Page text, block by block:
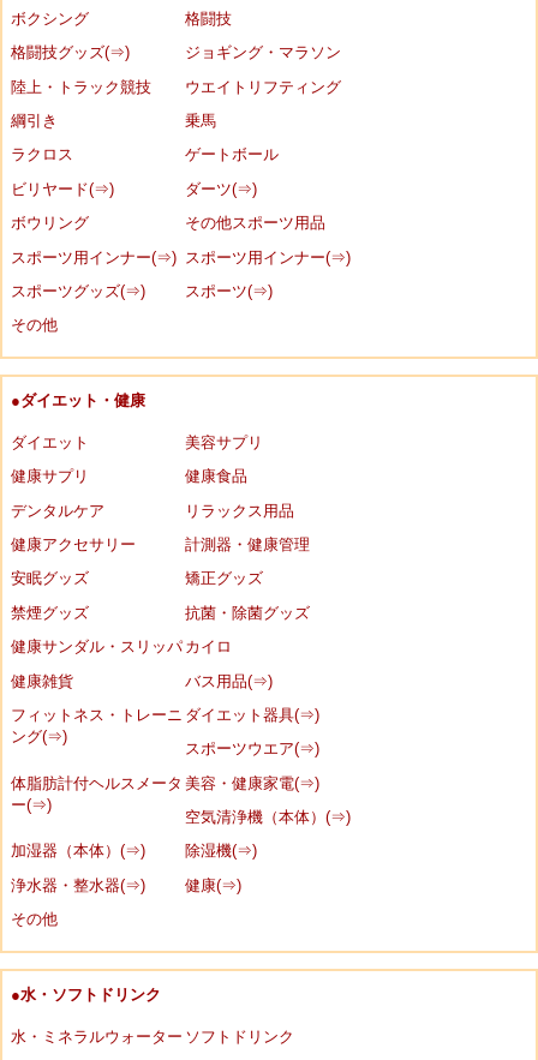
ボクシング
格闘技
格闘技グッズ(⇒)
ジョギング・マラソン
陸上・トラック競技
ウエイトリフティング
綱引き
乗馬
ラクロス
ゲートボール
ビリヤード(⇒)
ダーツ(⇒)
ボウリング
その他スポーツ用品
スポーツ用インナー(⇒)
スポーツ用インナー(⇒)
スポーツグッズ(⇒)
スポーツ(⇒)
その他
●ダイエット・健康
ダイエット
美容サプリ
健康サプリ
健康食品
デンタルケア
リラックス用品
健康アクセサリー
計測器・健康管理
安眠グッズ
矯正グッズ
禁煙グッズ
抗菌・除菌グッズ
健康サンダル・スリッパ カイロ
健康雑貨
バス用品(⇒)
フィットネス・トレーニ
ング(⇒)
ダイエット器具(⇒)
スポーツウエア(⇒)
体脂肪計付ヘルスメータ
ー(⇒)
美容・健康家電(⇒)
空気清浄機（本体）(⇒)
加湿器（本体）(⇒)
除湿機(⇒)
浄水器・整水器(⇒)
健康(⇒)
その他
●水・ソフトドリンク
水・ミネラルウォーター ソフトドリンク